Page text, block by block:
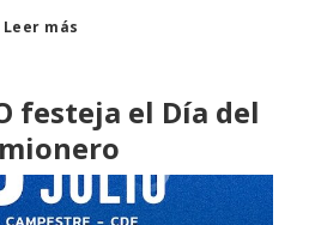
Leer más
festeja el Día del